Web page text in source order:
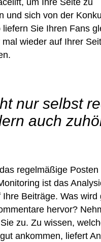
, um Ihre Seite zu
und sich von der
Sie Ihren Fans
wieder auf Ihrer
nur selbst
auch
regelmäßige Posten
ist das
Beiträge. Was wird
hervor?
zu. Zu wissen,
ankommen, liefert